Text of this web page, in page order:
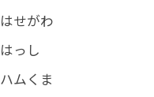
はせがわ
はっし
ハムくま